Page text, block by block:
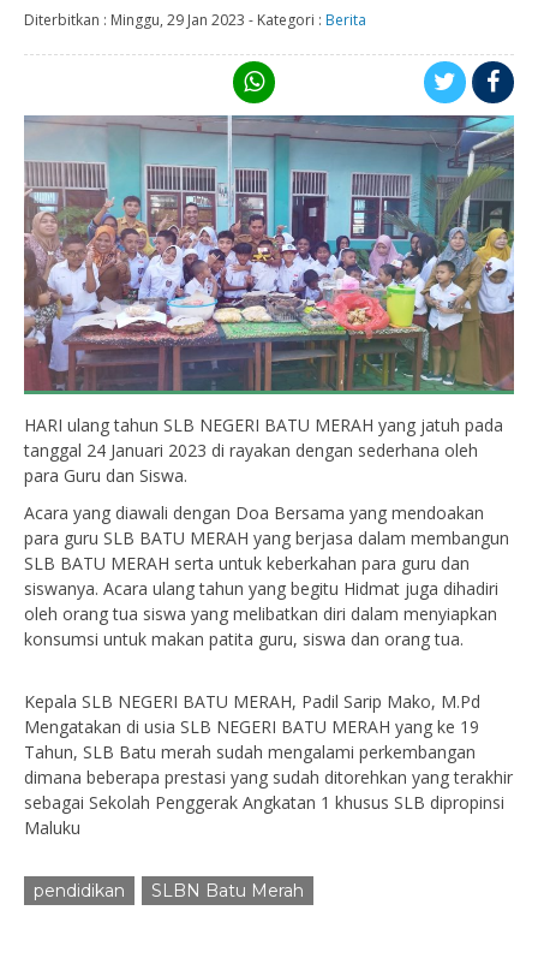
Diterbitkan : Minggu, 29 Jan 2023 - Kategori : Berita
HARI ulang tahun SLB NEGERI BATU MERAH yang jatuh pada
tanggal 24 Januari 2023 di rayakan dengan sederhana oleh
para Guru dan Siswa.
Acara yang diawali dengan Doa Bersama yang mendoakan
para guru SLB BATU MERAH yang berjasa dalam membangun
SLB BATU MERAH serta untuk keberkahan para guru dan
siswanya. Acara ulang tahun yang begitu Hidmat juga dihadiri
oleh orang tua siswa yang melibatkan diri dalam menyiapkan
konsumsi untuk makan patita guru, siswa dan orang tua.
Kepala SLB NEGERI BATU MERAH, Padil Sarip Mako, M.Pd
Mengatakan di usia SLB NEGERI BATU MERAH yang ke 19
Tahun, SLB Batu merah sudah mengalami perkembangan
dimana beberapa prestasi yang sudah ditorehkan yang terakhir
sebagai Sekolah Penggerak Angkatan 1 khusus SLB dipropinsi
Maluku
pendidikan SLBN Batu Merah